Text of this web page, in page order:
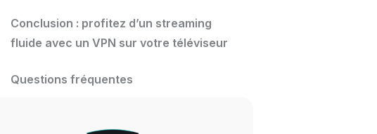
Conclusion : profitez d’un streaming
fluide avec un VPN sur votre téléviseur
Questions fréquentes